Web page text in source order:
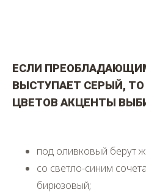
ЕСЛИ
ВЫСТУПАЕТ СЕРЫЙ,
ЦВЕТОВ АКЦЕНТЫ
под оливковый берут
со светло-синим
бирюзовый;